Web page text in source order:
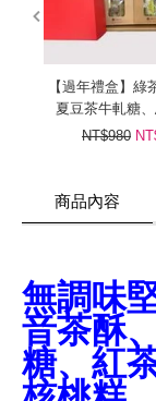
【過年禮盒】綠
夏豆茶牛軋糖
NT$980
商品內容
無調味
音茶酥
糖、紅